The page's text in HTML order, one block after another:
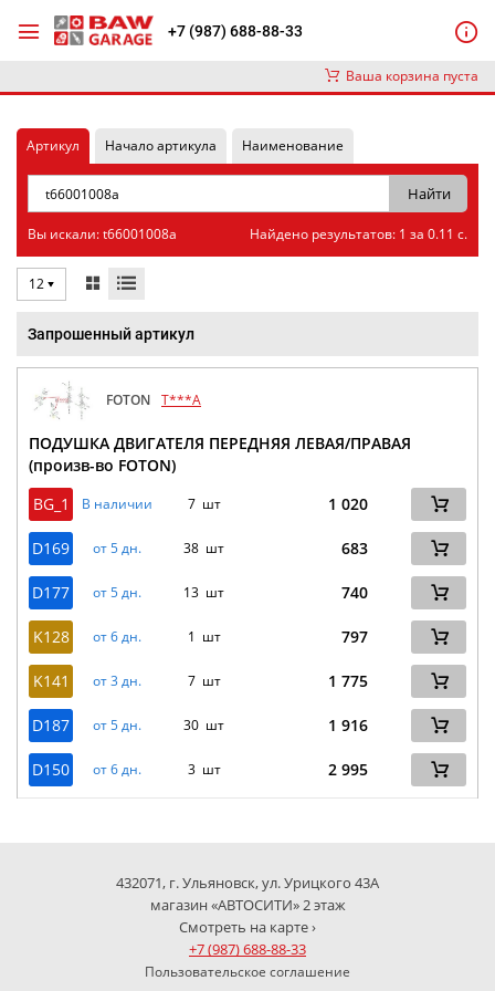
+7 (987) 688-88-33
Ваша корзина пуста
Артикул Начало артикула Наименование
Вы искали: t66001008a Найдено результатов: 1 за 0.11 с.
12
Запрошенный артикул
FOTON T***A
ПОДУШКА ДВИГАТЕЛЯ ПЕРЕДНЯЯ ЛЕВАЯ/ПРАВАЯ
(произв-во FOTON)
BG_1
В наличии 7 шт 1 020
D169 от 5 дн. 38 шт 683
D177 от 5 дн. 13 шт 740
K128 от 6 дн. 1 шт 797
K141 от 3 дн. 7 шт 1 775
D187 от 5 дн. 30 шт 1 916
D150 от 6 дн. 3 шт 2 995
432071, г. Ульяновск, ул. Урицкого 43А
магазин «АВТОСИТИ» 2 этаж
Смотреть на карте ›
+7 (987) 688-88-33
Пользовательское соглашение